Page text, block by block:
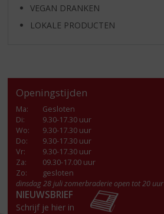
VEGAN DRANKEN
LOKALE PRODUCTEN
Openingstijden
Ma:
Gesloten
Di:
9.30-17.30 uur
Wo:
9.30-17.30 uur
Do:
9.30-17.30 uur
Vr:
9.30-17.30 uur
Za:
09.30-17.00 uur
Zo:
gesloten
dinsdag 28 juli zomerbraderie open tot 20 uur
NIEUWSBRIEF
Schrijf je hier in